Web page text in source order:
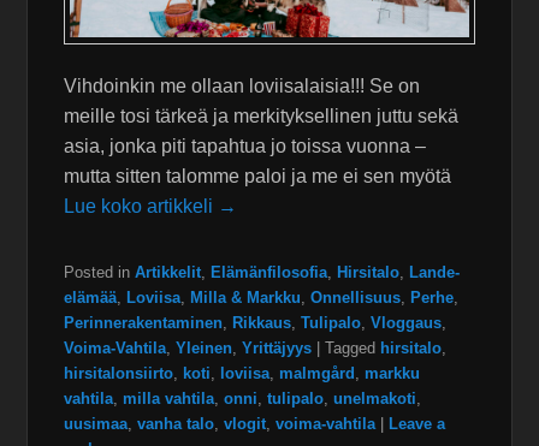
Vihdoinkin me ollaan loviisalaisia!!! Se on
meille tosi tärkeä ja merkityksellinen juttu sekä
asia, jonka piti tapahtua jo toissa vuonna –
mutta sitten talomme paloi ja me ei sen myötä
Lue koko artikkeli →
Posted in Artikkelit Elämänfilosofia Hirsitalo
Lande-
elämää
Loviisa Milla & Markku ,Onnellisuus Perhe
Perinnerakentaminen
Rikkaus ,Tulipalo ,Vloggaus
Voima-Vahtila ,Yleinen ,Yrittäjyys |Tagged hirsitalo
hirsitalonsiirto
koti loviisa malmgård
markku
vahtila milla vahtila ,onni ,tulipalo ,unelmakoti
uusimaa ,vanha talo ,vlogit ,voima-vahtila
Leave a